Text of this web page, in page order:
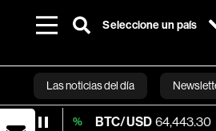
Seleccione un país
Las noticias del día
BTC/USD 64,443.30 -0.53%